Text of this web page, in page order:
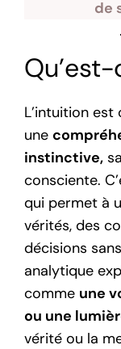
de
L’intuition
une
instinctive,
consciente.
qui permet à
vérités, des
décisions
analytique
comme une
ou une
vérité ou la